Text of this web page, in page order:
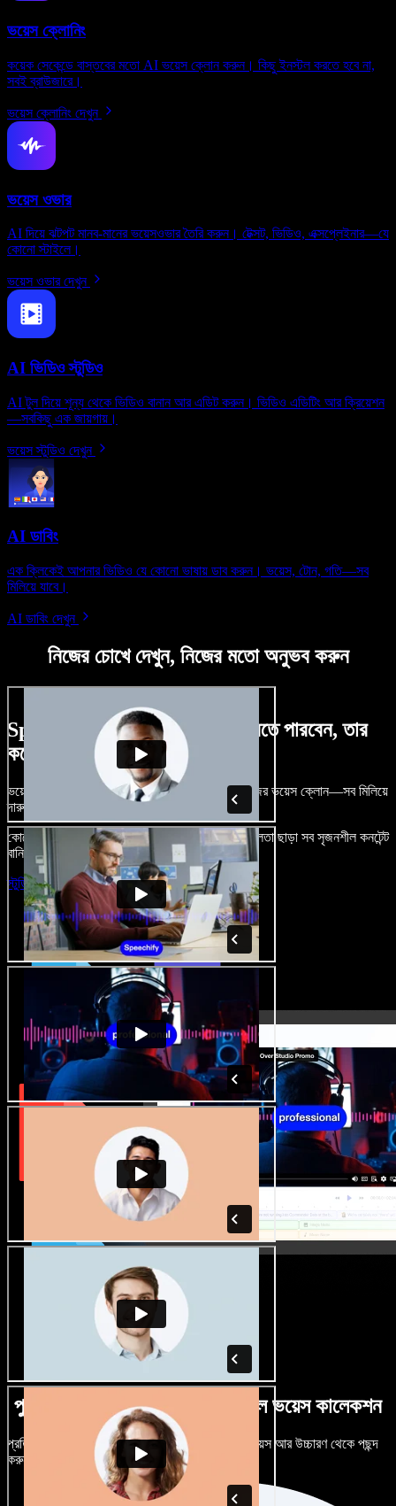
ভয়েস ক্লোনিং
কয়েক সেকেন্ডে বাস্তবের মতো AI ভয়েস ক্লোন করুন। কিছু ইনস্টল করতে হবে না,
সবই ব্রাউজারে।
ভয়েস ক্লোনিং দেখুন
ভয়েস ওভার
AI দিয়ে ঝটপট মানব-মানের ভয়েসওভার তৈরি করুন। টেক্সট, ভিডিও, এক্সপ্লেইনার—যে
কোনো স্টাইলে।
ভয়েস ওভার দেখুন
AI ভিডিও স্টুডিও
AI টুল দিয়ে শূন্য থেকে ভিডিও বানান আর এডিট করুন। ভিডিও এডিটিং আর ক্রিয়েশন
—সবকিছু এক জায়গায়।
ভয়েস স্টুডিও দেখুন
AI ডাবিং
এক ক্লিকেই আপনার ভিডিও যে কোনো ভাষায় ডাব করুন। ভয়েস, টোন, গতি—সব
মিলিয়ে যাবে।
AI ডাবিং দেখুন
নিজের চোখে দেখুন, নিজের মতো অনুভব করুন
Speechify Studio দিয়ে কী কী করতে পারবেন, তার
কয়েকটা উদাহরণ দেখুন
ভয়েসওভার, রয়্যালটি-ফ্রি ছবি, অডিও, ভিডিও যোগ, নিজের ভয়েস ক্লোন—সব মিলিয়ে
দারুণ মনে রাখার মতো অডিও-ভিডিও প্রজেক্ট বানান।
কোনো শেখার ঝামেলা নেই, শুধু ব্রাউজারে খুলুন—আর দুর্বলতা ছাড়া সব সৃজনশীল কনটেন্ট
বানিয়ে ফেলুন।
স্টুডিও চালু করুন
পুরুষ-নারী ভেদে নানান উচ্চারণে বিশাল ভয়েস কালেকশন
প্রতিটি প্রজেক্টকে আলাদা শোনাতে দিন। শত শত AI ভয়েস আর উচ্চারণ থেকে পছন্দ
করুন, নিজের মতো টিউন করুন।